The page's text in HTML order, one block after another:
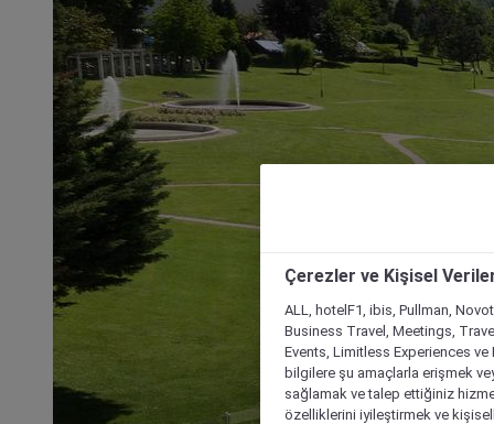
Çerezler ve Kişisel
ALL, hotelF1, ibis, Pullman,
Business Travel, Meetings,
Events, Limitless Experiences
bilgilere şu amaçlarla erişmek
sağlamak ve talep ettiğiniz
özelliklerini iyileştirmek ve